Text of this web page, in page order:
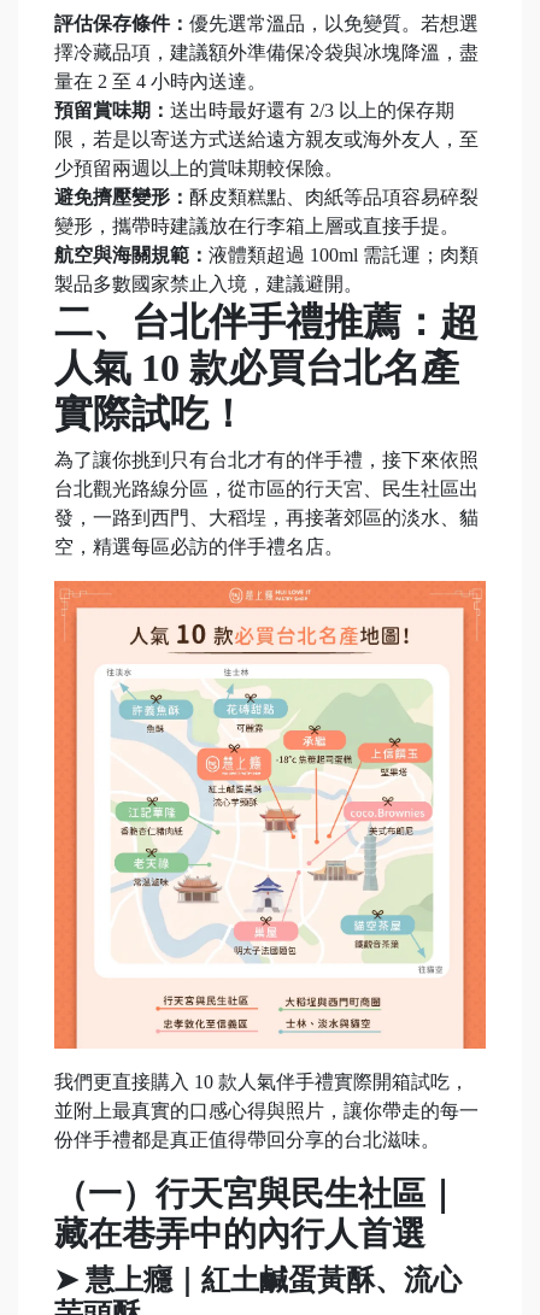
評估保存條件： 優先選常溫品，以免變質。若想選
擇冷藏品項，建議額外準備保冷袋與冰塊降溫，盡
量在 2 至 4 小時內送達。
預留賞味期： 送出時最好還有 2/3 以上的保存期
限，若是以寄送方式送給遠方親友或海外友人，至
少預留兩週以上的賞味期較保險。
避免擠壓變形： 酥皮類糕點、肉紙等品項容易碎裂
變形，攜帶時建議放在行李箱上層或直接手提。
航空與海關規範： 液體類超過 100ml 需託運；肉類
製品多數國家禁止入境，建議避開。
二、台北伴手禮推薦：超
人氣 10 款必買台北名產
實際試吃！
為了讓你挑到只有台北才有的伴手禮，接下來依照
台北觀光路線分區，從市區的行天宮、民生社區出
發，一路到西門、大稻埕，再接著郊區的淡水、貓
空，精選每區必訪的伴手禮名店。
我們更直接購入 10 款人氣伴手禮實際開箱試吃，
並附上最真實的口感心得與照片，讓你帶走的每一
份伴手禮都是真正值得帶回分享的台北滋味。
（一）行天宮與民生社區｜
藏在巷弄中的內行人首選
➤ 慧上癮｜紅土鹹蛋黃酥、流心